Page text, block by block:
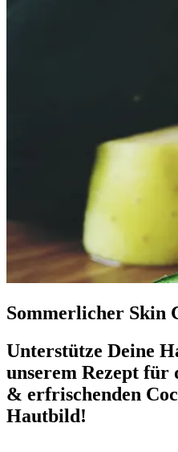
Sommerlicher Skin
Unterstütze Deine
unserem Rezept für
& erfrischenden
Hautbild!